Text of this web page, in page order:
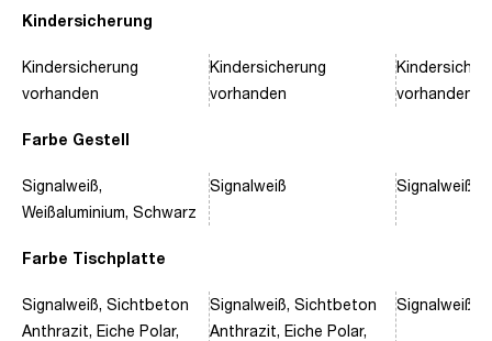
Kindersicherung
Farbe Gestell
Farbe Tischplatte
Kindersicherung
vorhanden
Signalweiß,
Weißaluminium, Schwarz
Signalweiß, Sichtbeton
Anthrazit, Eiche Polar,
Kindersicherung
vorhanden
Signalweiß
Signalweiß, Sichtbeton
Anthrazit, Eiche Polar,
vorhanden
Signalweiß,
Signalweiß,